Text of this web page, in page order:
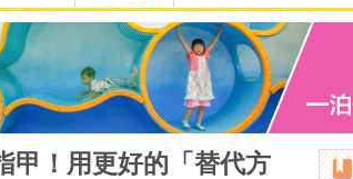
甲！用更好的「替代方